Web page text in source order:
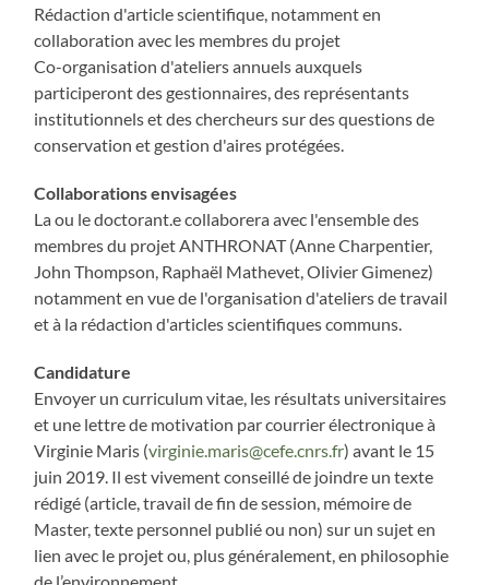
Rédaction d'article scientifique, notamment en
collaboration avec les membres du projet
Co-organisation d'ateliers annuels auxquels
participeront des gestionnaires, des représentants
institutionnels et des chercheurs sur des questions de
conservation et gestion d'aires protégées.
Collaborations envisagées
La ou le doctorant.e collaborera avec l'ensemble des
membres du projet ANTHRONAT (Anne Charpentier,
John Thompson, Raphaël Mathevet, Olivier Gimenez)
notamment en vue de l'organisation d'ateliers de travail
et à la rédaction d'articles scientifiques communs.
Candidature
Envoyer un curriculum vitae, les résultats universitaires
et une lettre de motivation par courrier électronique à
Virginie Maris (virginie.maris@cefe.cnrs.fr) avant le 15
juin 2019. Il est vivement conseillé de joindre un texte
rédigé (article, travail de fin de session, mémoire de
Master, texte personnel publié ou non) sur un sujet en
lien avec le projet ou, plus généralement, en philosophie